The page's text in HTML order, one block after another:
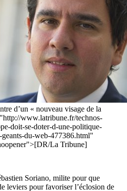
d’un « nouveau visage de la
www.latribune.fr/technos-
doit-se-doter-d-une-politique-
du-web-477386.html"
La Tribune]
Soriano, milite pour que
leviers pour favoriser l’éclosion de